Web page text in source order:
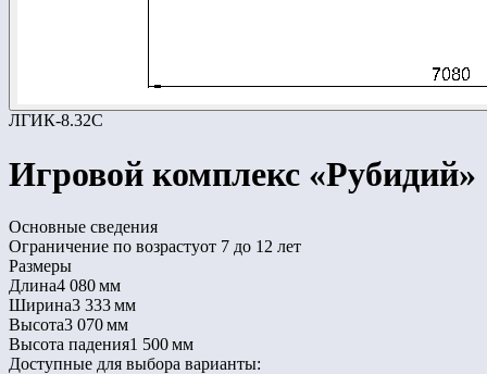
ЛГИК-8.32С
Игровой комплекс «Рубидий»
Основные сведения
Ограничение по возрастуот 7 до 12 лет
Размеры
Длина4 080 мм
Ширина3 333 мм
Высота3 070 мм
Высота падения1 500 мм
Доступные для выбора варианты: